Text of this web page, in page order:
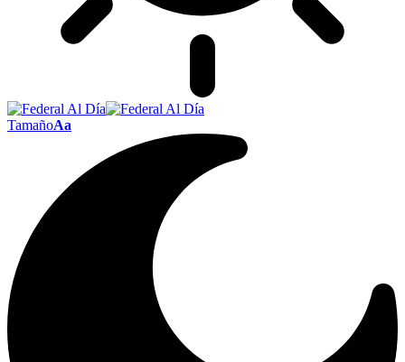
TamañoAa